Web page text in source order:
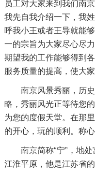
员工对大家来到我们南
我先自我介绍一下，我
呼我小王或者王导就能
一的宗旨为大家尽心尽
期望我的工作能够得到
服务质量的提高，使大
南京风景秀丽，历
略，秀丽风光正等待您
为您的度假天堂。在那
的开心，玩的顺利。称
南京简称“宁”，地
江淮平原，他是江苏省